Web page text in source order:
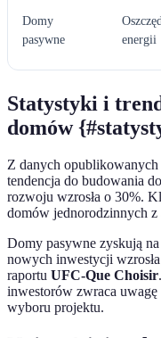
Domy
pasywne
energii
Statystyki i
domów
Z danych opublikowanych
tendencja do budowania
rozwoju wzrosła o 30%.
domów jednorodzinnych z
Domy pasywne zyskują
nowych inwestycji
raportu UFC-Que Choisir
inwestorów zwraca uwagę
wyboru projektu.